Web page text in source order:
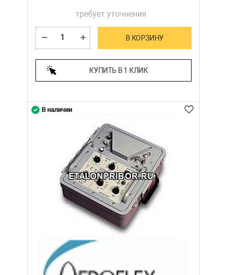
требует уточнения
В КОРЗИНУ
КУПИТЬ В 1 КЛИК
В наличии